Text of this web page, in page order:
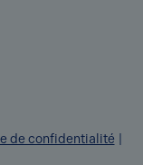
de confidentialité